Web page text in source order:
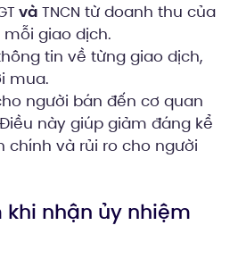
và TNCN từ doanh thu của
giao dịch.
tin về từng giao dịch,
mua.
người bán đến cơ quan
này giúp giảm đáng kể
chính và rủi ro cho người
khi nhận ủy nhiệm